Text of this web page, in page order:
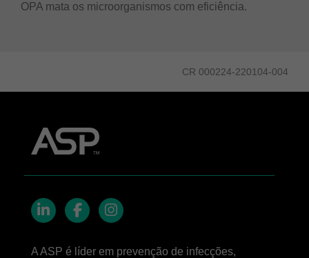
OPA mata os microorganismos com eficiência.
CR 000224-220104-004
A ASP é líder em prevenção de infecções,